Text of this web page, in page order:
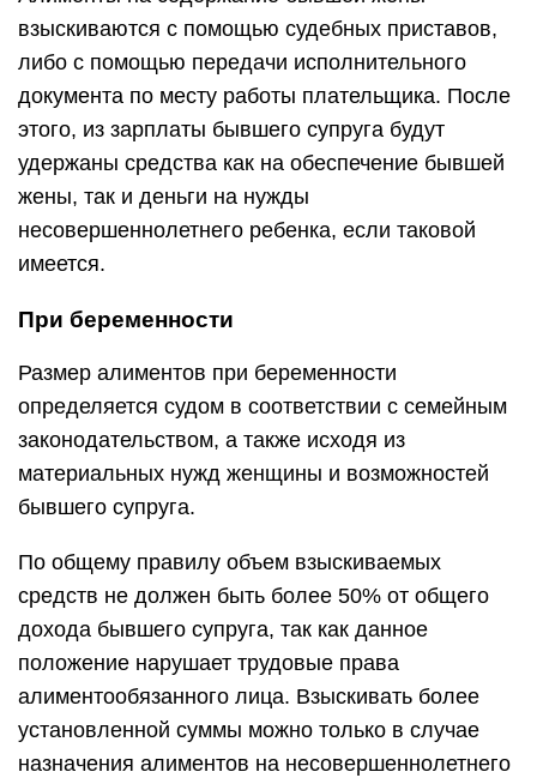
взыскиваются с помощью судебных приставов,
либо с помощью передачи исполнительного
документа по месту работы плательщика. После
этого, из зарплаты бывшего супруга будут
удержаны средства как на обеспечение бывшей
жены, так и деньги на нужды
несовершеннолетнего ребенка, если таковой
имеется.
При беременности
Размер алиментов при беременности
определяется судом в соответствии с семейным
законодательством, а также исходя из
материальных нужд женщины и возможностей
бывшего супруга.
По общему правилу объем взыскиваемых
средств не должен быть более 50% от общего
дохода бывшего супруга, так как данное
положение нарушает трудовые права
алиментообязанного лица. Взыскивать более
установленной суммы можно только в случае
назначения алиментов на несовершеннолетнего